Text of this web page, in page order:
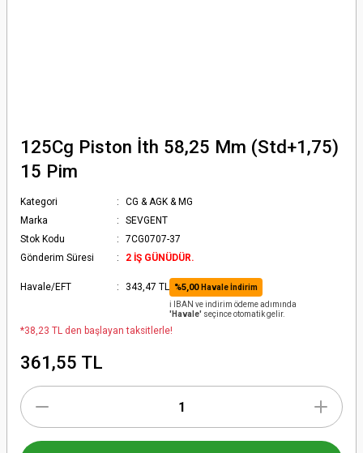
125Cg Piston İth 58,25 Mm (Std+1,75)
15 Pim
Kategori
CG & AGK & MG
Marka
SEVGENT
Stok Kodu
7CG0707-37
Gönderim Süresi
2 İŞ GÜNÜDÜR.
Havale/EFT 343,47 TL %5,00 Havale İndirim
ℹ️ IBAN ve indirim ödeme adımında
'Havale' seçince otomatik gelir.
*38,23 TL den başlayan taksitlerle!
361,55 TL